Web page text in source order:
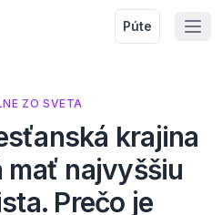
Púte
ZO SVETA
krajina
mať najvyššiu
Prečo je